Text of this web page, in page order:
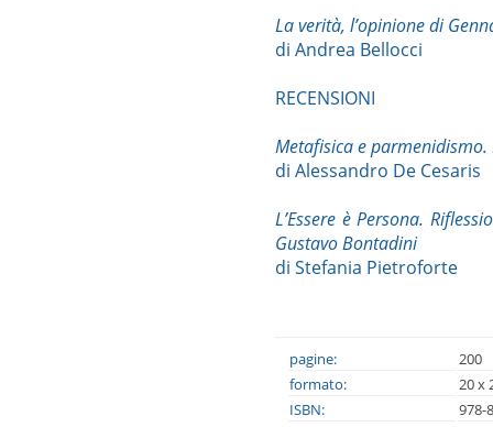
La verità, l’opinione di
di Andrea Bellocci
RECENSIONI
Metafisica e
di Alessandro De Cesaris
L’Essere è Persona.
Gustavo Bontadini
di Stefania Pietroforte
pagine:
200
formato:
20 x
ISBN:
978-